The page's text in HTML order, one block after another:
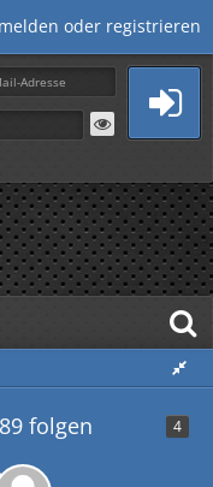
oder registrieren
folgen 4